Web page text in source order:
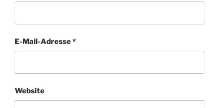
E-Mail-Adresse*
Website